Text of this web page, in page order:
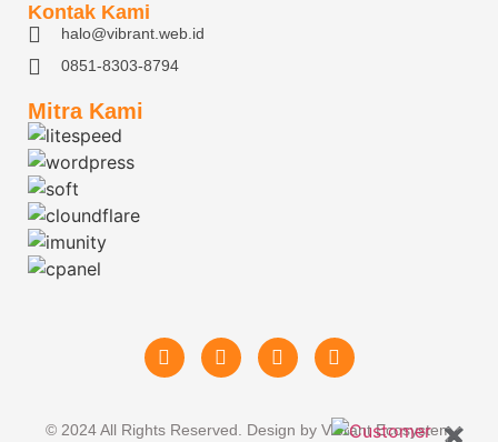
Kontak Kami
halo@vibrant.web.id
0851-8303-8794
Mitra Kami
© 2024 All Rights Reserved. Design by Vibrant Ecosystem✖